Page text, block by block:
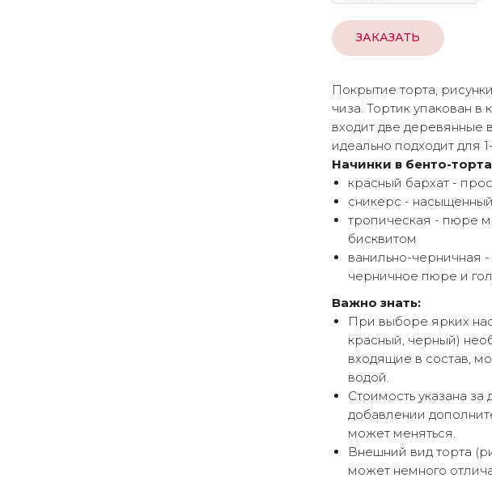
ЗАКАЗАТЬ
Покрытие торта,
чиза. Тортик упакован
входит две деревянные
идеально подходит для
Начинки в бенто-
красный бархат -
сникерс -
тропическая - пюре
бисквитом
ванильно-черничная
черничное пюре и
Важно знать:
При выборе ярких
красный, черный)
входящие в состав,
водой.
Стоимость указана
добавлении
может меняться.
Внешний вид торта
может немного